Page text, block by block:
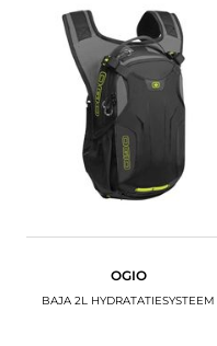
OGIO
BAJA 2L HYDRATATIESYSTEEM